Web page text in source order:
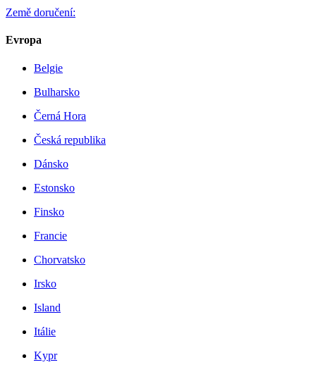
Země doručení:
Evropa
Belgie
Bulharsko
Černá Hora
Česká republika
Dánsko
Estonsko
Finsko
Francie
Chorvatsko
Irsko
Island
Itálie
Kypr